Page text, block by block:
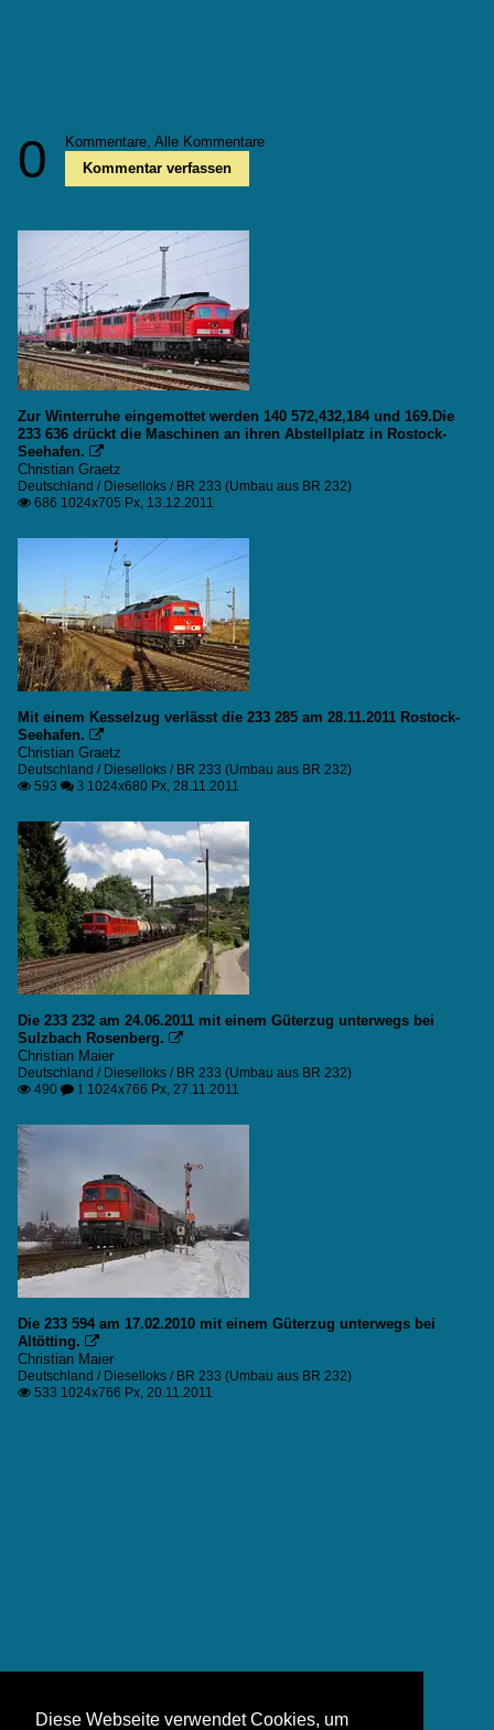
0 Kommentare, Alle Kommentare
Kommentar verfassen
Zur Winterruhe eingemottet werden 140 572,432,184 und 169.Die
233 636 drückt die Maschinen an ihren Abstellplatz in Rostock-
Seehafen.

Christian Graetz
Deutschland / Dieselloks / BR 233 (Umbau aus BR 232)
 686 1024x705 Px, 13.12.2011
Mit einem Kesselzug verlässt die 233 285 am 28.11.2011 Rostock-
Seehafen.

Christian Graetz
Deutschland / Dieselloks / BR 233 (Umbau aus BR 232)
 593  3 1024x680 Px, 28.11.2011
Die 233 232 am 24.06.2011 mit einem Güterzug unterwegs bei
Sulzbach Rosenberg.

Christian Maier
Deutschland / Dieselloks / BR 233 (Umbau aus BR 232)
 490  1 1024x766 Px, 27.11.2011
Die 233 594 am 17.02.2010 mit einem Güterzug unterwegs bei
Altötting.

Christian Maier
Deutschland / Dieselloks / BR 233 (Umbau aus BR 232)
 533 1024x766 Px, 20.11.2011
Diese Webseite verwendet Cookies, um